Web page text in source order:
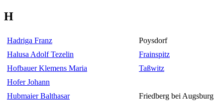
H
Hadriga Franz
Poysdorf
Halusa Adolf Tezelin
Frainspitz
Hofbauer Klemens Maria
Taßwitz
Hofer Johann
Hubmaier Balthasar
Friedberg bei Augsburg